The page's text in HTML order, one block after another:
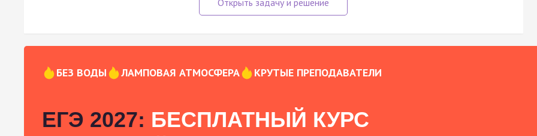
БЕЗ ВОДЫ ЛАМПОВАЯ АТМОСФЕРА КРУТЫЕ ПРЕПОДАВАТЕЛИ
ЕГЭ 2027: БЕСПЛАТНЫЙ КУРС